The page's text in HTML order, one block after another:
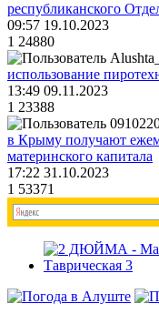
республиканского
09:57 19.10.2023
1 24880
использование
13:49 09.11.2023
1 23388
в Крыму получают
материнского капитала
17:22 31.10.2023
1 53371